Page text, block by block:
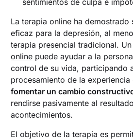
La terapia online ha demostrado
eficaz para la depresión, al
terapia presencial tradicional. Un
online puede ayudar a la
control de su vida, participando
procesamiento de la experiencia
fomentar un cambio
rendirse pasivamente al
acontecimientos.
El objetivo de la terapia es